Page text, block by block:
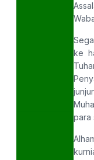
ke
para